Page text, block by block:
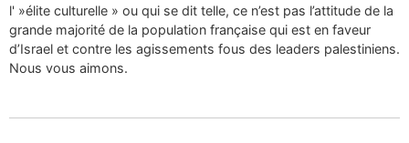
l' »élite culturelle » ou qui se dit telle, ce n’est pas l’attitude de la
grande majorité de la population française qui est en faveur
d’Israel et contre les agissements fous des leaders palestiniens.
Nous vous aimons.